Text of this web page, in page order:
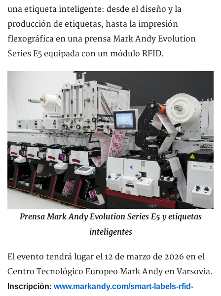
una etiqueta inteligente: desde el diseño y la
producción de etiquetas, hasta la impresión
flexográfica en una prensa Mark Andy Evolution
Series E5 equipada con un módulo RFID.
Prensa Mark Andy Evolution Series E5 y etiquetas
inteligentes
El evento tendrá lugar el 12 de marzo de 2026 en el
Centro Tecnológico Europeo Mark Andy en Varsovia.
Inscripción: www.markandy.com/smart-labels-rfid-